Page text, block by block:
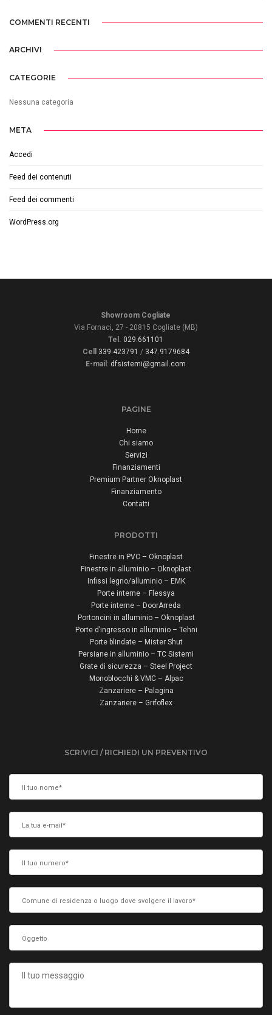
COMMENTI RECENTI
ARCHIVI
CATEGORIE
Nessuna categoria
META
Accedi
Feed dei contenuti
Feed dei commenti
WordPress.org
Showroom Cogliate
Via Fornaci, 27 - 20815 Cogliate (MB)
Tel. 029.661101
Cell
339.423791 / 347.9179684
E-mail : dfsistemi@gmail.com
PAGINE
Home
Chi siamo
Servizi
Finanziamenti
Premium Partner Oknoplast
Finanziamento
Contatti
PRODOTTI
Finestre in PVC – Oknoplast
Finestre in alluminio – Oknoplast
Infissi legno/alluminio – EMK
Porte interne – Flessya
Porte interne – DoorArreda
Portoncini in alluminio – Oknoplast
Porte d’ingresso in alluminio – Tehni
Porte blindate – Mister Shut
Persiane in alluminio – TC Sistemi
Grate di sicurezza – Steel Project
Monoblocchi & VMC – Alpac
Zanzariere – Palagina
Zanzariere – Grifoflex
SCRIVICI / RICHIEDI UN PREVENTIVO